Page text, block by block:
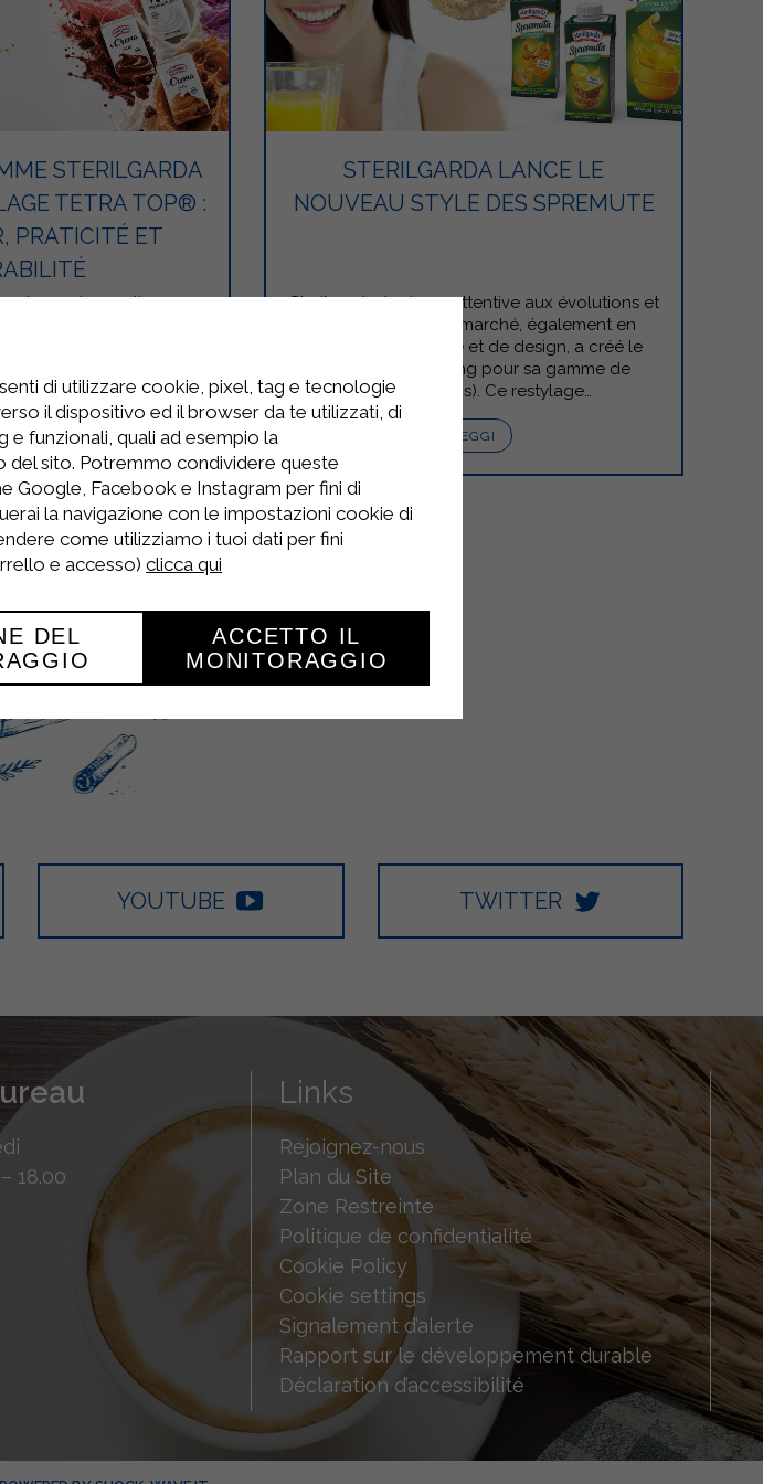
STERILGARDA
TETRA TOP® :
PRATICITÉ ET
une innovation
de crèmes dessert,
qui associe…
LEGGI
STERILGARDA LANCE LE
NOUVEAU STYLE DES SPREMUTE
Sterilgarda, toujours attentive aux évolutions et
aux tendances du marché, également en
matière d’esthétique et de design, a créé le
nouveau packaging pour sa gamme de
SPREMUTE (jus). Ce restylage…
LEGGI
YOUTUBE TWITTER
18.00
Links
Rejoignez-nous
Plan du Site
Zone Restreinte
Politique de confidentialité
Cookie Policy
Cookie settings
Signalement d’alerte
Rapport sur le développement durable
Déclaration d’accessibilité
di utilizzare cookie, pixel, tag e tecnologie
il dispositivo ed il browser da te utilizzati, di
funzionali, quali ad esempio la
del sito. Potremmo condividere queste
Google, Facebook e Instagram per fini di
la navigazione con le impostazioni cookie di
come utilizziamo i tuoi dati per fini
e accesso) clicca qui
DEL
ACCETTO IL
MONITORAGGIO